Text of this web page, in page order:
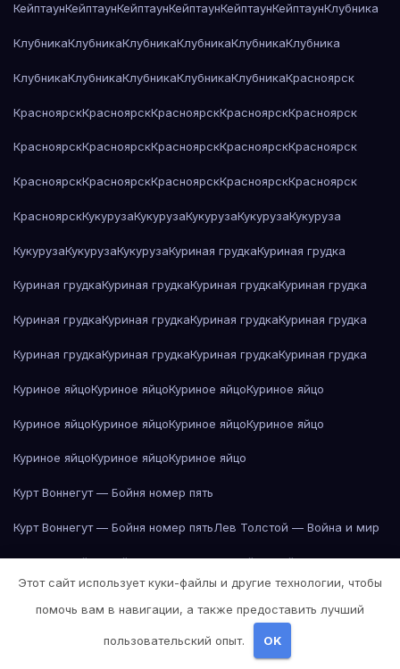
КейптаунКейптаунКейптаунКейптаунКейптаунКейптаунКлубника
КлубникаКлубникаКлубникаКлубникаКлубникаКлубника
КлубникаКлубникаКлубникаКлубникаКлубникаКрасноярск
КрасноярскКрасноярскКрасноярскКрасноярскКрасноярск
КрасноярскКрасноярскКрасноярскКрасноярскКрасноярск
КрасноярскКрасноярскКрасноярскКрасноярскКрасноярск
КрасноярскКукурузаКукурузаКукурузаКукурузаКукуруза
КукурузаКукурузаКукурузаКуриная грудкаКуриная грудка
Куриная грудкаКуриная грудкаКуриная грудкаКуриная грудка
Куриная грудкаКуриная грудкаКуриная грудкаКуриная грудка
Куриная грудкаКуриная грудкаКуриная грудкаКуриная грудка
Куриное яйцоКуриное яйцоКуриное яйцоКуриное яйцо
Куриное яйцоКуриное яйцоКуриное яйцоКуриное яйцо
Куриное яйцоКуриное яйцоКуриное яйцо
Курт Воннегут — Бойня номер пять
Курт Воннегут — Бойня номер пятьЛев Толстой — Война и мир
Лев Толстой — Война и мирЛев Толстой — Война и мир
Этот сайт использует куки-файлы и другие технологии, чтобы
помочь вам в навигации, а также предоставить лучший
пользовательский опыт. OK